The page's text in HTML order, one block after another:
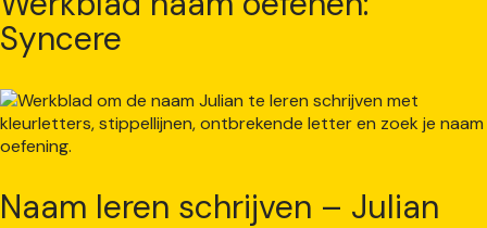
Syncere
Naam leren schrijven – Julian